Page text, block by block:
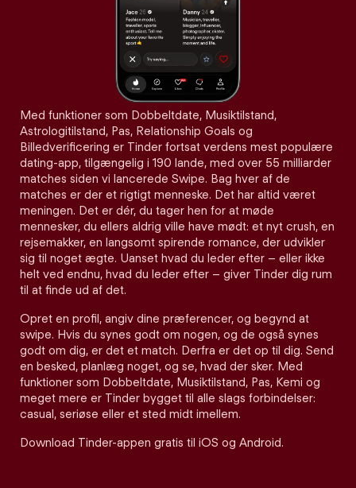
Med funktioner som Dobbeltdate, Musiktilstand,
Astrologitilstand, Pas, Relationship Goals og
Billedverificering er Tinder fortsat verdens mest populære
dating-app, tilgængelig i 190 lande, med over 55 milliarder
matches siden vi lancerede Swipe. Bag hver af de
matches er der et rigtigt menneske. Det har altid været
meningen. Det er dér, du tager hen for at møde
mennesker, du ellers aldrig ville have mødt: et nyt crush, en
rejsemakker, en langsomt spirende romance, der udvikler
sig til noget ægte. Uanset hvad du leder efter – eller ikke
helt ved endnu, hvad du leder efter – giver Tinder dig rum
til at finde ud af det.
Opret en profil, angiv dine præferencer, og begynd at
swipe. Hvis du synes godt om nogen, og de også synes
godt om dig, er det et match. Derfra er det op til dig. Send
en besked, planlæg noget, og se, hvad der sker. Med
funktioner som Dobbeltdate, Musiktilstand, Pas, Kemi og
meget mere er Tinder bygget til alle slags forbindelser:
casual, seriøse eller et sted midt imellem.
Download Tinder-appen gratis til iOS og Android.